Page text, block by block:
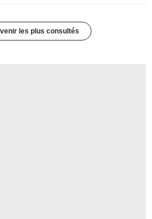
les plus consultés